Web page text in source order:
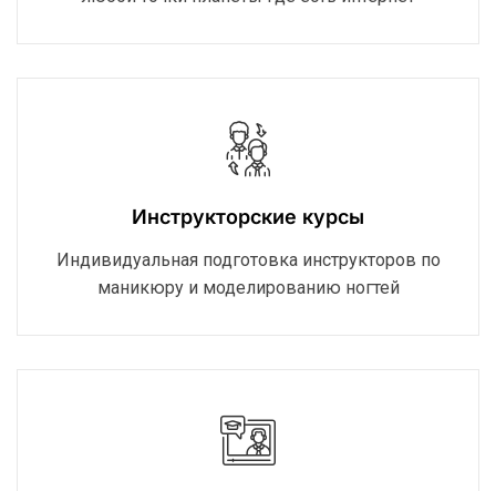
Инструкторские курсы
Индивидуальная подготовка инструкторов по
маникюру и моделированию ногтей